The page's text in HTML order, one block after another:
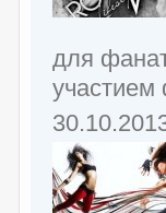
для
участием